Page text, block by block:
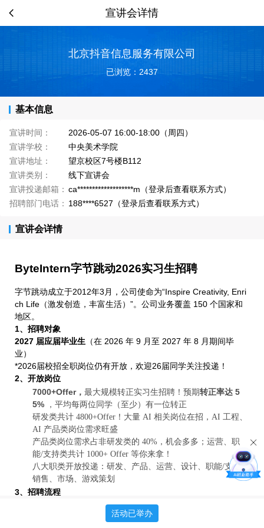
宣讲会详情
北京抖音信息服务有限公司
已浏览：2437
基本信息
宣讲时间：
2026-05-07 16:00-18:00（周四）
宣讲学校：
中央美术学院
宣讲地址：
望京校区7号楼B112
宣讲类别：
线下宣讲会
宣讲投递邮箱： ca*******************m（登录后查看联系方式）
招聘部门电话： 188****6527（登录后查看联系方式）
宣讲会详情
ByteIntern字节跳动2026实习生招聘
字节跳动成立于2012年3月，公司使命为“Inspire Creativity, Enri
ch Life（激发创造，丰富生活）”。公司业务覆盖 150 个国家和
地区。
1、招聘对象
2027 届应届毕业生 （在 2026 年 9 月至 2027 年 8 月期间毕
业）
*2026届校招全职岗位仍有开放，欢迎26届同学关注投递！
2、开放岗位
7000+Offer， 最大规模转正实习生招聘！预期转正率达 5
5% ，平均每两位同学（至少）有一位转正
研发类共计 4800+Offer！大量 AI 相关岗位在招，AI 工程、
AI 产品类岗位需求旺盛
产品类岗位需求占非研发类的 40%，机会多多；运营、职
能/支持类共计 1000+ Offer 等你来拿！
八大职类开放投递：研发、产品、运营、设计、职能/支持、
销售、市场、游戏策划
3、招聘流程
全年进行招聘，每人不限投递次数
根据简历与岗位匹配度判断是否笔试，将灵活安
活动已举办